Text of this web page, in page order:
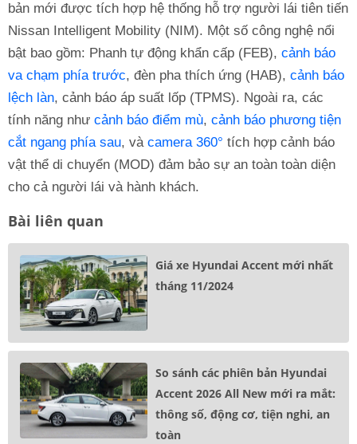
bản mới được tích hợp hệ thống hỗ trợ người lái tiên tiến
Nissan Intelligent Mobility (NIM). Một số công nghệ nổi
bật bao gồm: Phanh tự động khẩn cấp (FEB), cảnh báo
va chạm phía trước, đèn pha thích ứng (HAB), cảnh báo
lệch làn, cảnh báo áp suất lốp (TPMS). Ngoài ra, các
tính năng như cảnh báo điểm mù, cảnh báo phương tiện
cắt ngang phía sau, và camera 360° tích hợp cảnh báo
vật thể di chuyển (MOD) đảm bảo sự an toàn toàn diện
cho cả người lái và hành khách.
Bài liên quan
Giá xe Hyundai Accent mới nhất
tháng 11/2024
So sánh các phiên bản Hyundai
Accent 2026 All New mới ra mắt:
thông số, động cơ, tiện nghi, an
toàn